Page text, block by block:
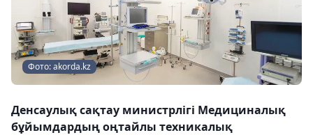
Фото: akorda.kz
Денсаулық сақтау министрлігі Медициналық
бұйымдардың оңтайлы техникалық